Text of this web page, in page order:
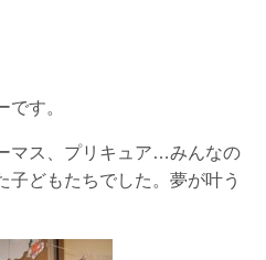
す。
マス、プリキュア…みんなの
子どもたちでした。夢が叶う